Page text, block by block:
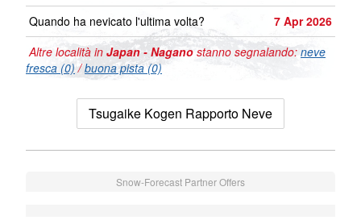
Quando ha nevicato l'ultima volta?
7 Apr 2026
Altre località in Japan - Nagano stanno segnalando: neve
fresca (0)/buona pista (0)
Tsugaike Kogen Rapporto Neve
Snow-Forecast Partner Offers